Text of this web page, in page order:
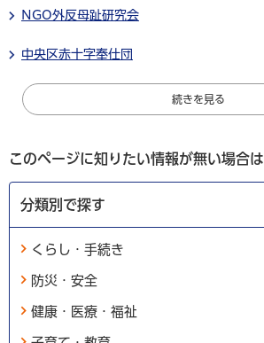
NGO外反母趾研究会
中央区赤十字奉仕団
続きを見る
このページに知りたい情報が無い場合は
分類別で探す
くらし・手続き
防災・安全
健康・医療・福祉